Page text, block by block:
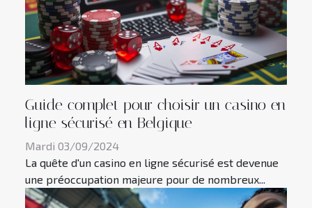
Guide complet pour choisir un casino en
ligne sécurisé en Belgique
Mardi 03/09/2024
La quête d'un casino en ligne sécurisé est devenue
une préoccupation majeure pour de nombreux...